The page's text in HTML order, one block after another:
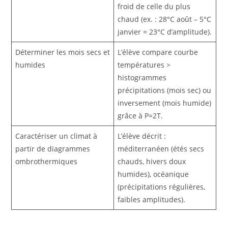
froid de celle du plus
chaud (ex. : 28°C août – 5°C
janvier = 23°C d’amplitude).
Déterminer les mois secs et
humides
L’élève compare courbe
températures >
histogrammes
précipitations (mois sec) ou
inversement (mois humide)
grâce à P=2T.
Caractériser un climat à
partir de diagrammes
ombrothermiques
L’élève décrit :
méditerranéen (étés secs
chauds, hivers doux
humides), océanique
(précipitations régulières,
faibles amplitudes).